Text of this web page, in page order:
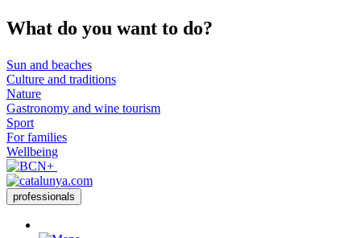
What do you want to do?
Sun and beaches
Culture and traditions
Nature
Gastronomy and wine tourism
Sport
For families
Wellbeing
professionals